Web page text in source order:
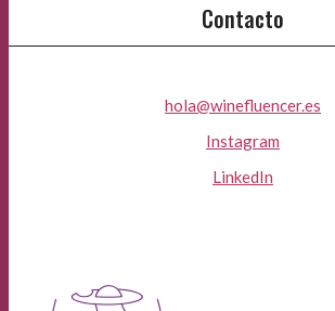
Contacto
hola@winefluencer.es
Instagram
LinkedIn